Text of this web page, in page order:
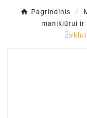
Pagrindinis
manikiūrui ir